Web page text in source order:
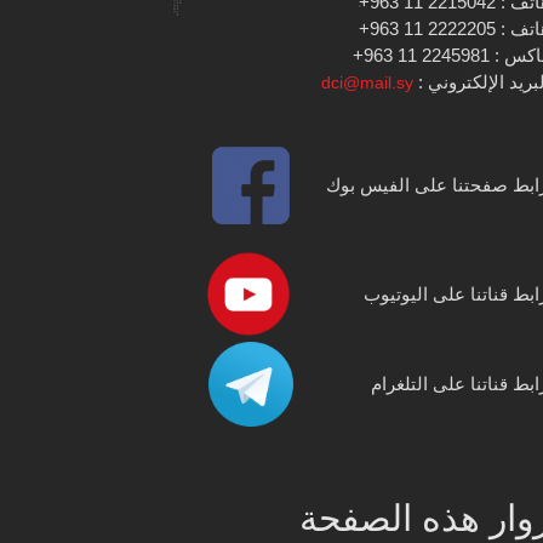
: 2222205 11 963+
: 2245981 11 963+
الإلكتروني : dci@mail.sy
صفحتنا على الفيس بوك
قناتنا على اليوتيوب
قناتنا على التلغرام
هذه الصفحة